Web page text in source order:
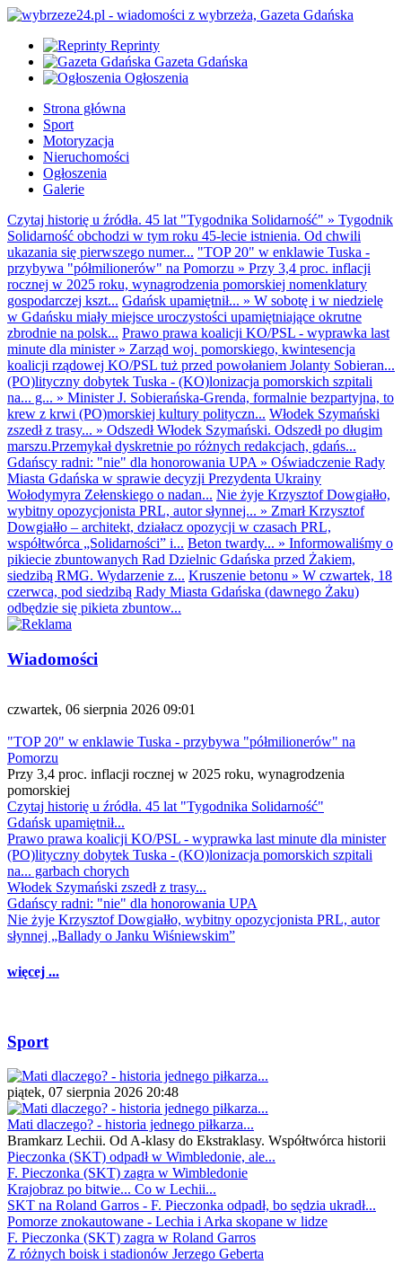
Reprinty
Gazeta Gdańska
Ogłoszenia
Strona główna
Sport
Motoryzacja
Nieruchomości
Ogłoszenia
Galerie
Czytaj historię u źródła. 45 lat "Tygodnika Solidarność" » Tygodnik
Solidarność obchodzi w tym roku 45-lecie istnienia. Od chwili
ukazania się pierwszego numer... "TOP 20" w enklawie Tuska -
przybywa "półmilionerów" na Pomorzu » Przy 3,4 proc. inflacji
rocznej w 2025 roku, wynagrodzenia pomorskiej nomenklatury
gospodarczej kszt... Gdańsk upamiętnił... » W sobotę i w niedzielę
w Gdańsku miały miejsce uroczystości upamiętniające okrutne
zbrodnie na polsk... Prawo prawa koalicji KO/PSL - wyprawka last
minute dla minister» Zarząd woj. pomorskiego, kwintesencja
koalicji rządowej KO/PSL tuż przed powołaniem Jolanty Sobieran...
(PO)lityczny dobytek Tuska - (KO)lonizacja pomorskich szpitali
na... g... » Minister J. Sobierańska-Grenda, formalnie bezpartyjna, to
krew z krwi (PO)morskiej kultury polityczn... Włodek Szymański
zszedł z trasy... » Odszedł Włodek Szymański. Odszedł po długim
marszu.Przemykał dyskretnie po różnych redakcjach, gdańs...
Gdańscy radni: "nie" dla honorowania UPA » Oświadczenie Rady
Miasta Gdańska w sprawie decyzji Prezydenta Ukrainy
Wołodymyra Zełenskiego o nadan... Nie żyje Krzysztof Dowgiałło,
wybitny opozycjonista PRL, autor słynnej... » Zmarł Krzysztof
Dowgiałło – architekt, działacz opozycji w czasach PRL,
współtwórca „Solidarności” i... Beton twardy... » Informowaliśmy o
pikiecie zbuntowanych Rad Dzielnic Gdańska przed Żakiem,
siedzibą RMG. Wydarzenie z... Kruszenie betonu » W czwartek, 18
czerwca, pod siedzibą Rady Miasta Gdańska (dawnego Żaku)
odbędzie się pikieta zbuntow...
Wiadomości
czwartek, 06 sierpnia 2026 09:01
"TOP 20" w enklawie Tuska - przybywa "półmilionerów" na
Pomorzu
Przy 3,4 proc. inflacji rocznej w 2025 roku, wynagrodzenia
pomorskiej
Czytaj historię u źródła. 45 lat "Tygodnika Solidarność"
Gdańsk upamiętnił...
Prawo prawa koalicji KO/PSL - wyprawka last minute dla minister
(PO)lityczny dobytek Tuska - (KO)lonizacja pomorskich szpitali
na... garbach chorych
Włodek Szymański zszedł z trasy...
Gdańscy radni: "nie" dla honorowania UPA
Nie żyje Krzysztof Dowgiałło, wybitny opozycjonista PRL, autor
słynnej „Ballady o Janku Wiśniewskim”
więcej ...
Sport
piątek, 07 sierpnia 2026 20:48
Mati dlaczego? - historia jednego piłkarza...
Bramkarz Lechii. Od A-klasy do Ekstraklasy. Współtwórca historii
Pieczonka (SKT) odpadł w Wimbledonie, ale...
F. Pieczonka (SKT) zagra w Wimbledonie
Krajobraz po bitwie... Co w Lechii...
SKT na Roland Garros - F. Pieczonka odpadł, bo sędzia ukradł...
Pomorze znokautowane - Lechia i Arka skopane w lidze
F. Pieczonka (SKT) zagra w Roland Garros
Z różnych boisk i stadionów Jerzego Geberta